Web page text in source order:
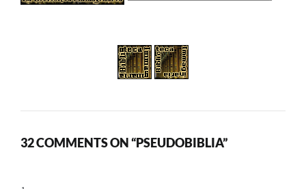
32 COMMENTS ON “PSEUDOBIBLIA”